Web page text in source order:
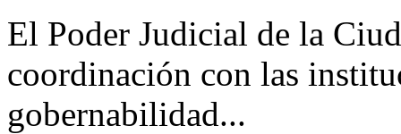
El Poder Judicial de la
coordinación con las
gobernabilidad...